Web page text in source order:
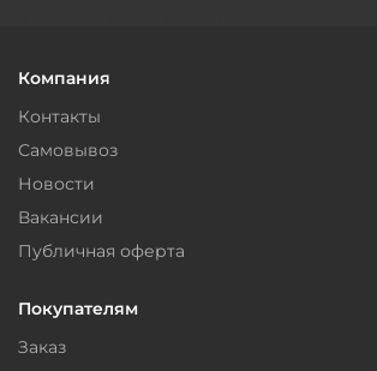
Компания
Контакты
Самовывоз
Новости
Вакансии
Публичная оферта
Покупателям
Заказ